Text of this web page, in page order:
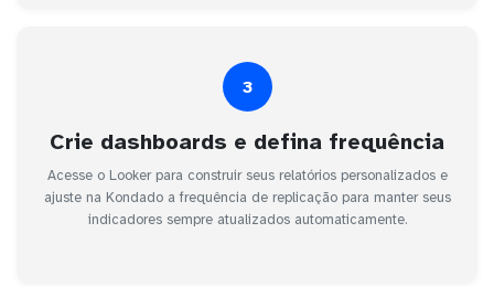
3
Crie dashboards e defina frequência
Acesse o Looker para construir seus relatórios personalizados e
ajuste na Kondado a frequência de replicação para manter seus
indicadores sempre atualizados automaticamente.